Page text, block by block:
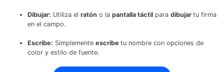
Dibujar: Utiliza el ratón o la pantalla táctil para dibujar tu firma
en el campo.
Escribe: Simplemente escribe tu nombre con opciones de
color y estilo de fuente.